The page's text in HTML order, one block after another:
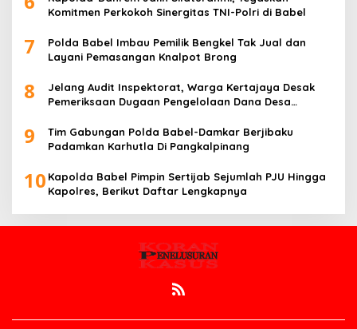
Komitmen Perkokoh Sinergitas TNI-Polri di Babel
7
Polda Babel Imbau Pemilik Bengkel Tak Jual dan
Layani Pemasangan Knalpot Brong
8
Jelang Audit Inspektorat, Warga Kertajaya Desak
Pemeriksaan Dugaan Pengelolaan Dana Desa
9
Tim Gabungan Polda Babel-Damkar Berjibaku
Padamkan Karhutla Di Pangkalpinang
10 Kapolda Babel Pimpin Sertijab Sejumlah PJU Hingga
Kapolres, Berikut Daftar Lengkapnya